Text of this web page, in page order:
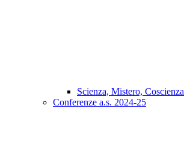
Scienza, Mistero, Coscienza
Conferenze a.s. 2024-25